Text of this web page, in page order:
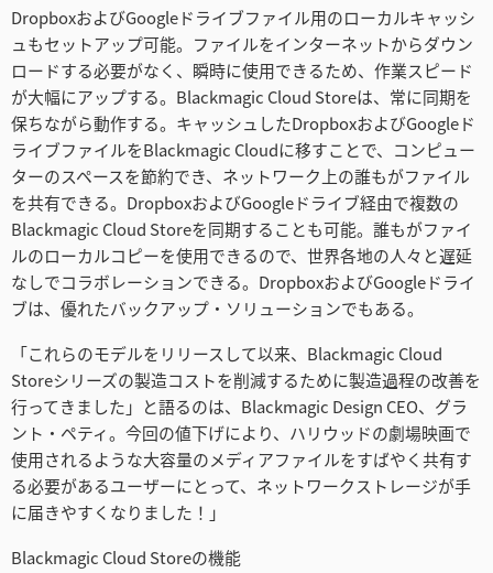
DropboxおよびGoogleドライブファイル用のローカルキャッシ
ュもセットアップ可能。ファイルをインターネットからダウン
ロードする必要がなく、瞬時に使用できるため、作業スピード
が大幅にアップする。Blackmagic Cloud Storeは、常に同期を
保ちながら動作する。キャッシュしたDropboxおよびGoogleド
ライブファイルをBlackmagic Cloudに移すことで、コンピュー
ターのスペースを節約でき、ネットワーク上の誰もがファイル
を共有できる。DropboxおよびGoogleドライブ経由で複数の
Blackmagic Cloud Storeを同期することも可能。誰もがファイ
ルのローカルコピーを使用できるので、世界各地の人々と遅延
なしでコラボレーションできる。DropboxおよびGoogleドライ
ブは、優れたバックアップ・ソリューションでもある。
「これらのモデルをリリースして以来、Blackmagic Cloud
Storeシリーズの製造コストを削減するために製造過程の改善を
行ってきました」と語るのは、Blackmagic Design CEO、グラ
ント・ペティ。今回の値下げにより、ハリウッドの劇場映画で
使用されるような大容量のメディアファイルをすばやく共有す
る必要があるユーザーにとって、ネットワークストレージが手
に届きやすくなりました！」
Blackmagic Cloud Storeの機能